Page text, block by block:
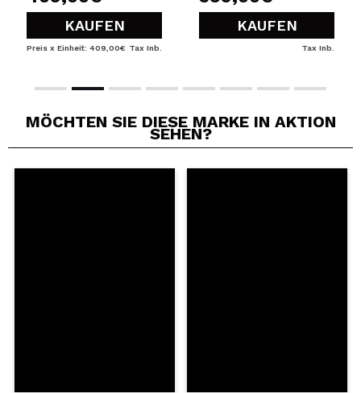
KAUFEN
Preis x Einheit: 409,00€ Tax Inb.
KAUFEN
Tax Inb.
MÖCHTEN SIE DIESE MARKE IN AKTION
SEHEN?